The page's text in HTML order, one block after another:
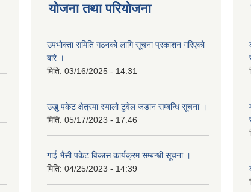
योजना तथा परियोजना
उपभोक्ता समिति गठनको लागि सूचना प्रकाशन गरिएको
बारे ।
मिति: 03/16/2025 - 14:31
उखु पकेट क्षेत्रमा स्यालो टुवेल जडान सम्बन्धि सूचना ।
मिति: 05/17/2023 - 17:46
गाई भैंसी पकेट विकास कार्यक्रम सम्बन्धी सूचना ।
मिति: 04/25/2023 - 14:39